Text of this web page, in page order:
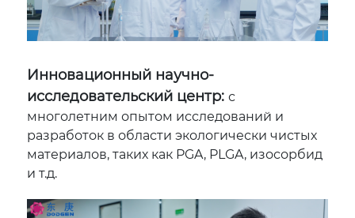
Инновационный научно-
исследовательский центр: с
многолетним опытом исследований и
разработок в области экологически чистых
материалов, таких как PGA, PLGA, изосорбид
и т.д.